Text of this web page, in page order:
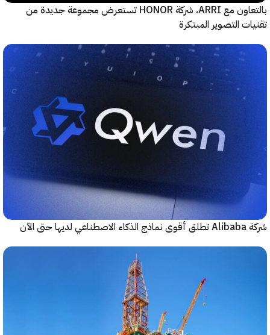
بالتعاون مع ARRI، شركة HONOR تستعرض مجموعة جديدة من
التصوير المبتكرة